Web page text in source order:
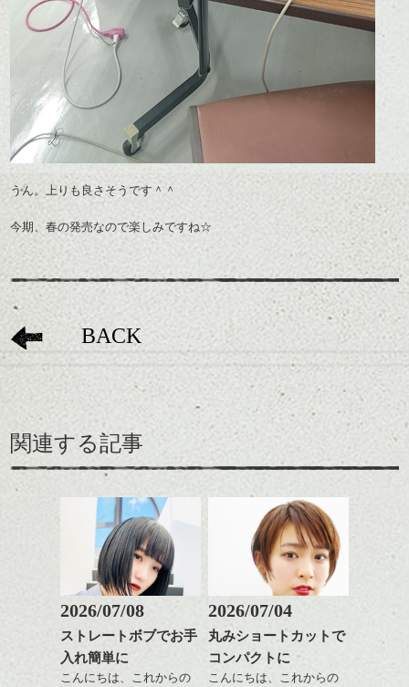
うん。上りも良さそうです＾＾
今期、春の発売なので楽しみですね☆
BACK
関連する記事
2026/07/08
ストレートボブでお手
入れ簡単に
こんにちは、これからの
2026/07/04
丸みショートカットで
コンパクトに
こんにちは、これからの